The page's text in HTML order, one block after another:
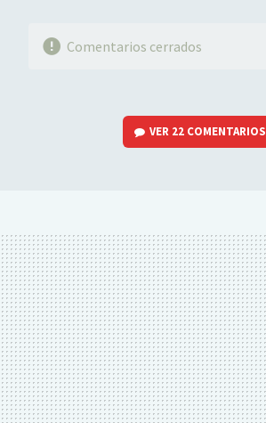
Comentarios cerrados
VER 22 COMENTARIOS